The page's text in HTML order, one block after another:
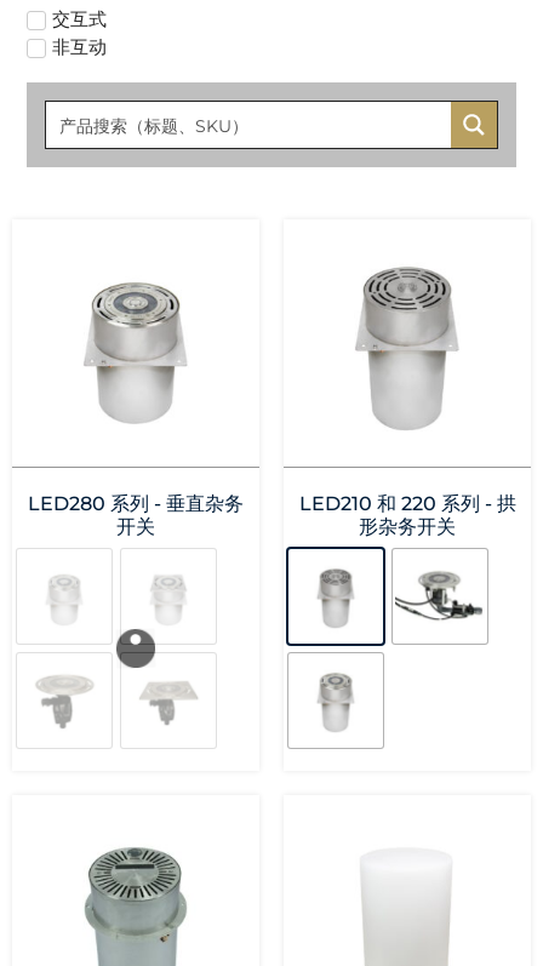
交互式
非互动
LED280 系列 - 垂直杂务
开关
LED210 和 220 系列 - 拱
形杂务开关